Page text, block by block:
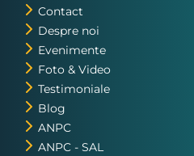
Contact
Despre noi
Evenimente
Foto & Video
Testimoniale
Blog
ANPC
ANPC - SAL